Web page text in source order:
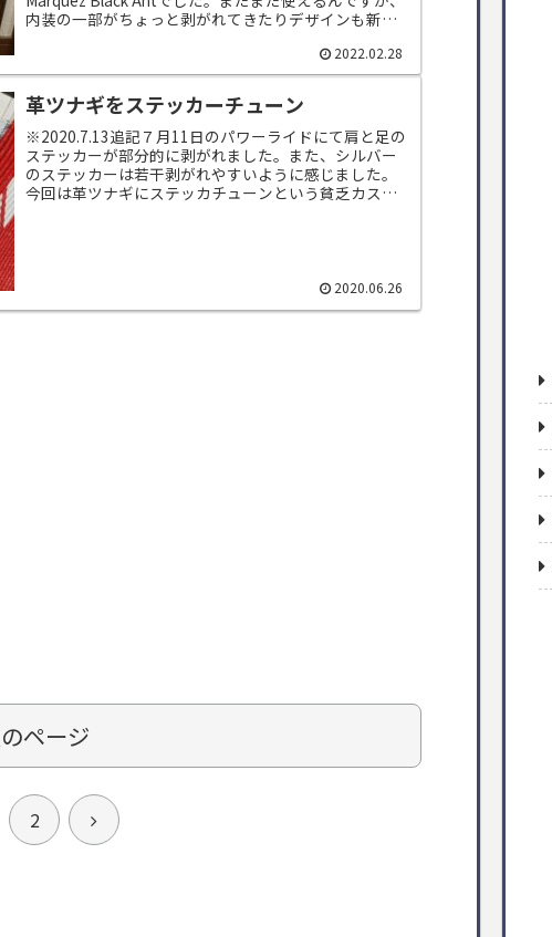
内装の一部がちょっと剥がれてきたりデザインも新し
2022.02.28
革ツナギをステッカーチューン
※2020.7.13追記７月11日のパワーライドにて肩と足の
ステッカーが部分的に剥がれました。また、シルバー
のステッカーは若干剥がれやすいように感じました。
今回は革ツナギにステッカチューンという貧乏カスタ
2020.06.26
ページ
2
次